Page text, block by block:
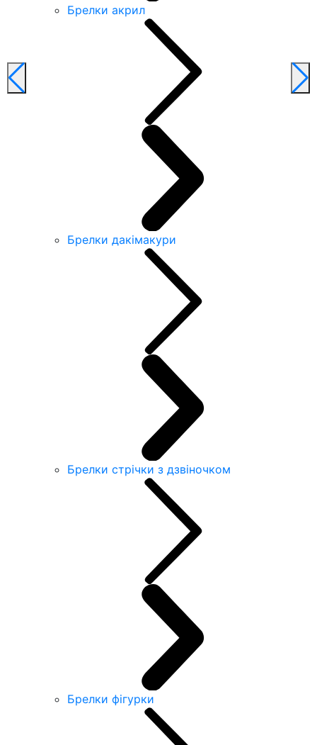
Брелки акрил
Брелки дакімакури
Брелки стрічки з дзвіночком
Брелки фігурки